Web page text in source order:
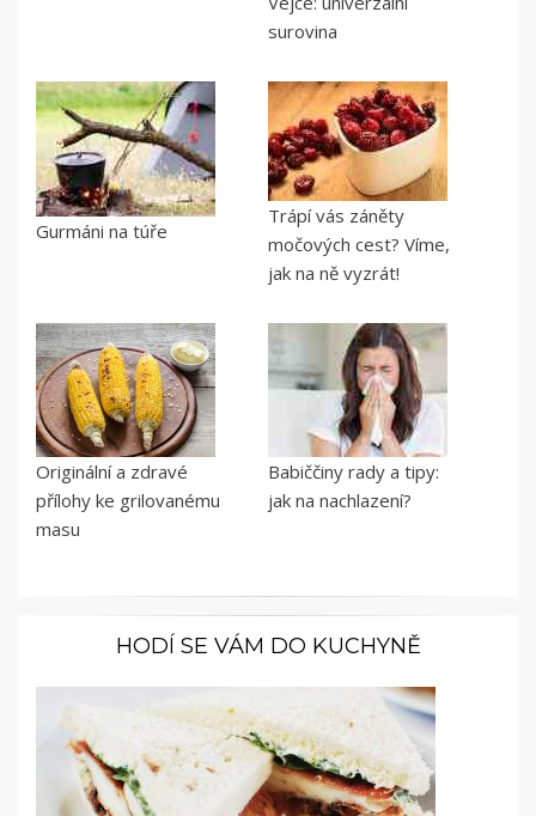
surovina
Gurmáni na túře
Trápí vás záněty
močových cest? Víme,
jak na ně vyzrát!
Originální a zdravé
přílohy ke grilovanému
masu
Babiččiny rady a tipy:
jak na nachlazení?
HODÍ SE VÁM DO KUCHYNĚ